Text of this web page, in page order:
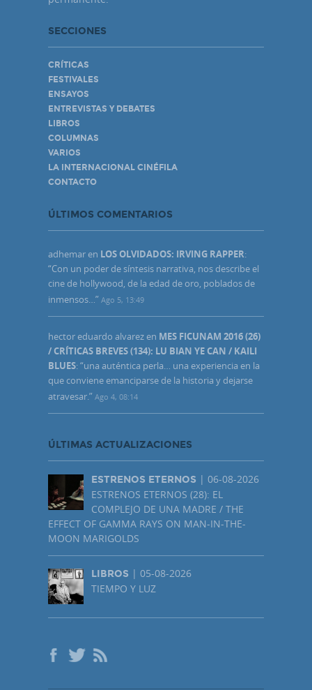
SECCIONES
CRÍTICAS
FESTIVALES
ENSAYOS
ENTREVISTAS Y DEBATES
LIBROS
COLUMNAS
VARIOS
LA INTERNACIONAL CINÉFILA
CONTACTO
ÚLTIMOS COMENTARIOS
adhemar en LOS OLVIDADOS: IRVING RAPPER:
“Con un poder de síntesis narrativa, nos describe el
cine de hollywood, de la edad de oro, poblados de
inmensos…” Ago 5, 13:49
hector eduardo alvarez en MES FICUNAM 2016 (26)
/ CRÍTICAS BREVES (134): LU BIAN YE CAN / KAILI
BLUES: “una auténtica perla… una experiencia en la
que conviene emanciparse de la historia y dejarse
atravesar.” Ago 4, 08:14
ÚLTIMAS ACTUALIZACIONES
ESTRENOS ETERNOS | 06-08-2026
ESTRENOS ETERNOS (28): EL
COMPLEJO DE UNA MADRE / THE
EFFECT OF GAMMA RAYS ON MAN-IN-THE-
MOON MARIGOLDS
LIBROS | 05-08-2026
TIEMPO Y LUZ